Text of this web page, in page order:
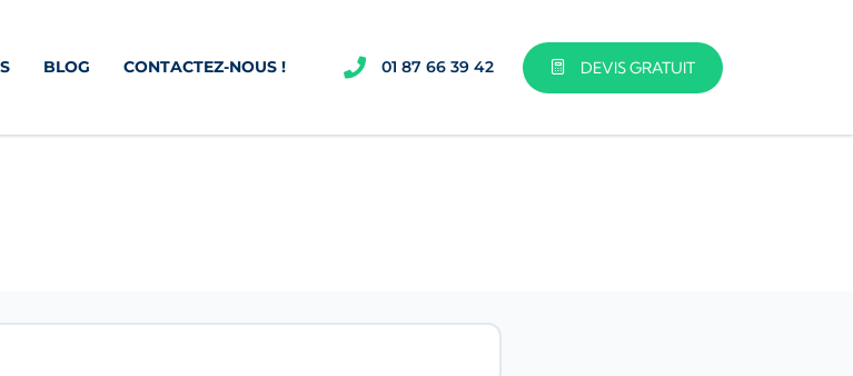
BLOG CONTACTEZ-NOUS ! 01 87 66 39 42 DEVIS GRATUIT